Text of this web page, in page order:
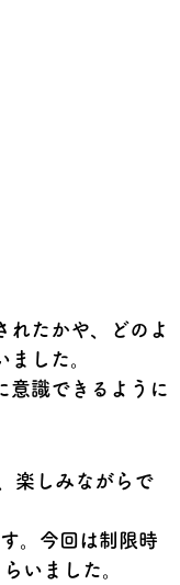
れたかや、どのよ
した。
意識できるように
楽しみながらで
。今回は制限時
いました。